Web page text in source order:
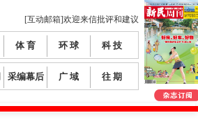
[互动邮箱]欢迎来信批评和建议
体 育 环 球 科 技
采编幕后 广 域 往 期